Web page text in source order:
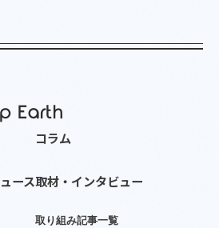
ュース
コラム
取材・ イ ンタ ビュー
取り組み記事一覧